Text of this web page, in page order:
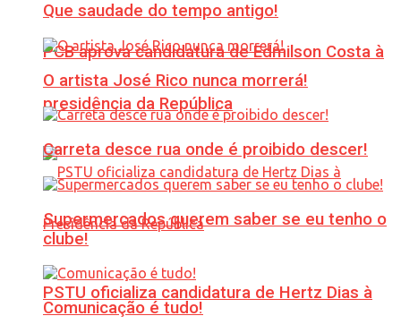
PCB aprova candidatura de Edmilson Costa à
presidência da República
PSTU oficializa candidatura de Hertz Dias à
Que saudade do tempo antigo!
O artista José Rico nunca morrerá!
Carreta desce rua onde é proibido descer!
Supermercados querem saber se eu tenho o
clube!
Comunicação é tudo!